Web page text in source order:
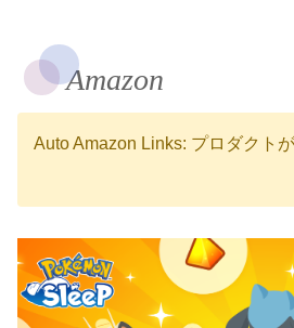
Amazon
Auto Amazon Links: プロダクト